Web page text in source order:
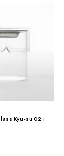
Kyu-su 02」